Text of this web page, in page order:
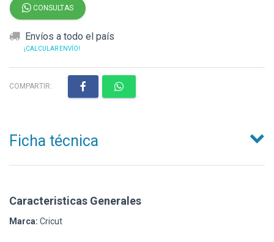
CONSULTAS
Envíos a todo el país
¡CALCULAR ENVÍO!
COMPARTIR:
Ficha técnica
Caracteristicas Generales
Marca: Cricut